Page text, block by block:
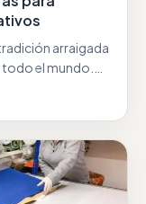
arraigada
el mundo.…